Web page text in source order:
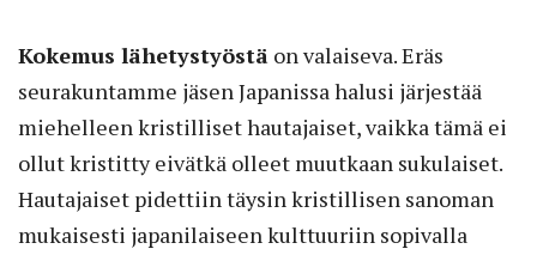
Kokemus lähetystyöstä on valaiseva. Eräs
seurakuntamme jäsen Japanissa halusi järjestää
miehelleen kristilliset hautajaiset, vaikka tämä ei
ollut kristitty eivätkä olleet muutkaan sukulaiset.
Hautajaiset pidettiin täysin kristillisen sanoman
mukaisesti japanilaiseen kulttuuriin sopivalla